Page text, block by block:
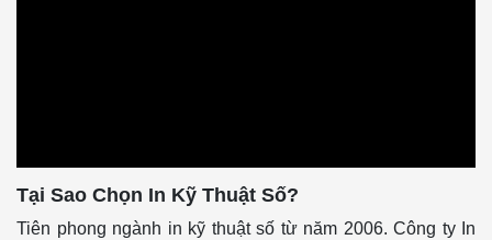
Tại Sao Chọn In Kỹ Thuật Số?
Tiên phong ngành in kỹ thuật số từ năm 2006. Công ty In